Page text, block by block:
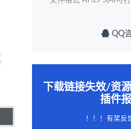
QQ
下载链接失效/资
插件
！！！有奖反